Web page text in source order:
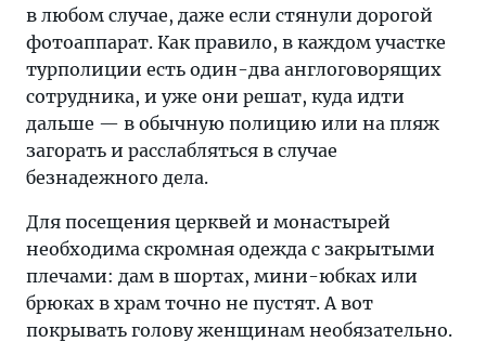
в любом случае, даже если стянули дорогой
фотоаппарат. Как правило, в каждом участке
турполиции есть один-два англоговорящих
сотрудника, и уже они решат, куда идти
дальше — в обычную полицию или на пляж
загорать и расслабляться в случае
безнадежного дела.
Для посещения церквей и монастырей
необходима скромная одежда с закрытыми
плечами: дам в шортах, мини-юбках или
брюках в храм точно не пустят. А вот
покрывать голову женщинам необязательно.